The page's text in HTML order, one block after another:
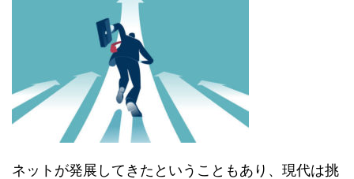
ネットが発展してきたということもあり、現代は挑